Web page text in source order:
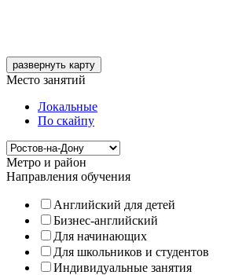
развернуть карту
Место занятий
Локальные
По скайпу
Метро и район
Направления обучения
Английский для детей
Бизнес-английский
Для начинающих
Для школьников и студентов
Индивидуальные занятия